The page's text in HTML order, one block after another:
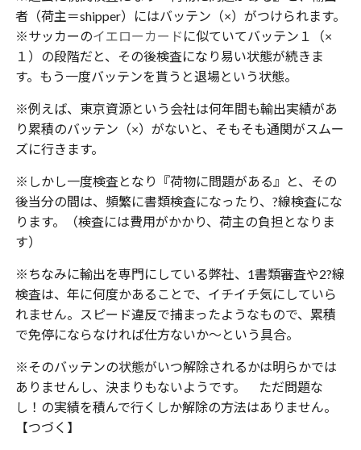
者（荷主＝shipper）にはバッテン（×）がつけられます。
※サッカーのイエローカード に似ていてバッテン１（×
１）の段階だと、その後検査になり易い状態が続きま
す。もう一度バッテンを貰うと退場という状態。
※例えば、東京資源という会社は何年間も輸出実績があ
り累積のバッテン（×）がないと、そもそも通関がスムー
ズに行きます。
※しかし一度検査となり『荷物に問題がある』と、その
後当分の間は、頻繁に書類検査になったり、?線検査にな
ります。（検査には費用がかかり、荷主の負担となりま
す）
※ちなみに輸出を専門にしている弊社、1書類審査や2?線
検査は、年に何度かあることで、イチイチ気にしていら
れません。スピード違反で捕まったようなもので、累積
で免停にならなければ仕方ないか〜という具合。
※そのバッテンの状態がいつ解除されるかは明らかでは
ありませんし、決まりもないようです。 ただ問題な
し！の実績を積んで行くしか解除の方法はありません。
【つづく】